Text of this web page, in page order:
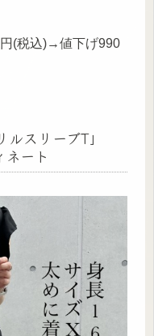
(税込)→値下げ990
スリーブT」
ート